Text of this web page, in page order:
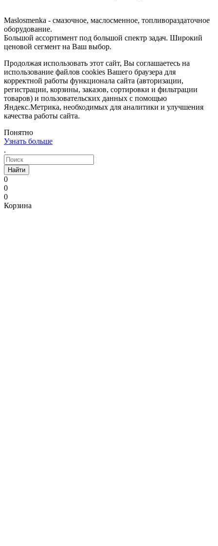
Maslosmenka - смазочное, маслосменное, топливораздаточное
оборудование.
Большой ассортимент под большой спектр задач. Широкий
ценовой сегмент на Ваш выбор.
Продолжая использовать этот сайт, Вы соглашаетесь на
использование файлов cookies Вашего браузера для
корректной работы функционала сайта (авторизации,
регистрации, корзины, заказов, сортировки и фильтрации
товаров) и пользовательских данных с помощью
Яндекс.Метрика, необходимых для аналитики и улучшения
качества работы сайта.
Понятно
Узнать больше
.
Найти
0
0
0
Корзина